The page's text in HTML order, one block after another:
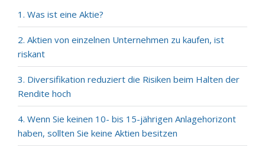
1. Was ist eine Aktie?
2. Aktien von einzelnen Unternehmen zu kaufen, ist
riskant
3. Diversifikation reduziert die Risiken beim Halten der
Rendite hoch
4. Wenn Sie keinen 10- bis 15-jährigen Anlagehorizont
haben, sollten Sie keine Aktien besitzen